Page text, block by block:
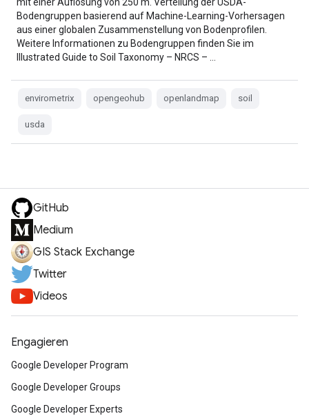
Bodengruppen basierend auf Machine-Learning-Vorhersagen
aus einer globalen Zusammenstellung von Bodenprofilen.
Weitere Informationen zu Bodengruppen finden Sie im
Illustrated Guide to Soil Taxonomy – NRCS – …
envirometrix opengeohub openlandmap soil
usda
GitHub
Medium
GIS Stack Exchange
Twitter
Videos
Engagieren
Google Developer Program
Google Developer Groups
Google Developer Experts